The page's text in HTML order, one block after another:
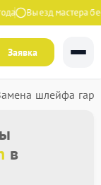
Выезд мастера
Заявка
шлейфа
в